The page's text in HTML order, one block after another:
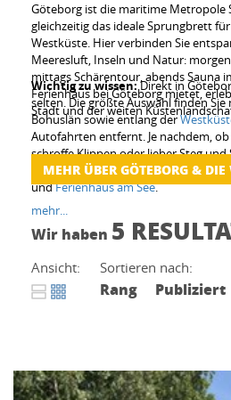
Göteborg ist die maritime Metropole
gleichzeitig das ideale Sprungbrett
Westküste. Hier verbinden Sie
Meeresluft, Inseln und Natur:
mittags Schärentour, abends Sauna
Ferienhaus bei Göteborg mietet,
Stadt und der weiten
Wichtig zu wissen:Direkt in
selten. Die größte Auswahl finden
Bohuslän sowie entlang der
Autofahrten entfernt. Je nachdem, ob
schroffe Klippen oder lieber Steg und
empfehlen sich außerdem die
undFerienhaus am See.
MEHR ÜBER GÖTEBORG &
mehr...
Wir haben 5
Ansicht: Sortieren nach:
Rang Publiziert